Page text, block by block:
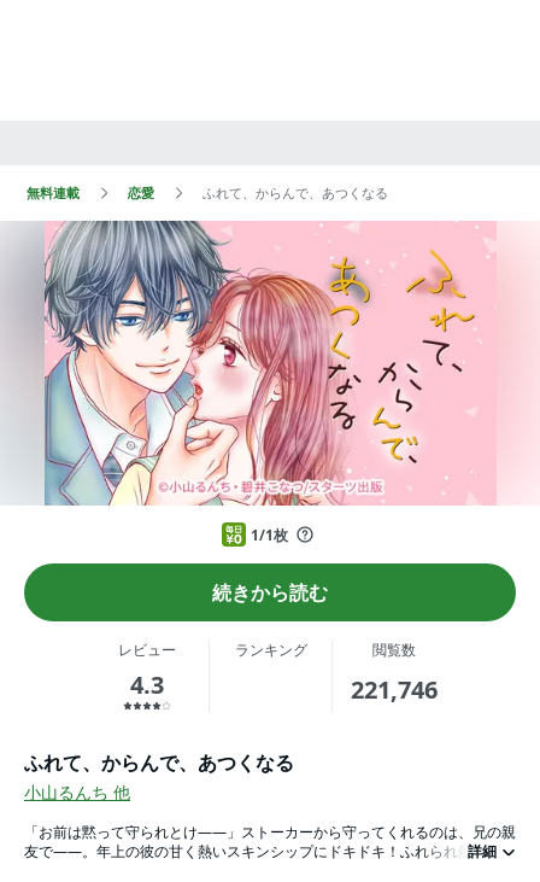
無料連載 恋愛 ふれて、からんで、あつくなる
1/1枚
続きから読む
レビュー ランキング 閲覧数
4.3 221,746
ふれて、からんで、あつくなる
小山るんち 他
「お前は黙って守られとけ――」ストーカーから守ってくれるのは、兄の親
友で――。年上の彼の甘く熱いスキンシップにドキドキ！ふれられ熱愛スト
詳細